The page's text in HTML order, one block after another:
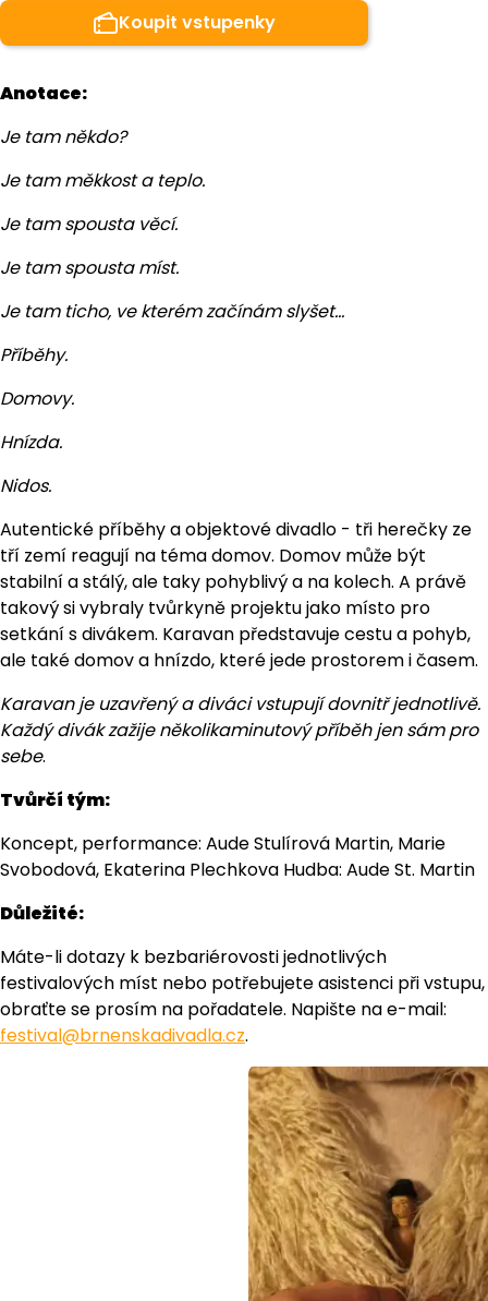
Koupit vstupenky
Anotace:
Je tam někdo?
Je tam měkkost a teplo.
Je tam spousta věcí.
Je tam spousta míst.
Je tam ticho, ve kterém začínám slyšet…
Příběhy.
Domovy.
Hnízda.
Nidos.
Autentické příběhy a objektové divadlo - tři herečky ze
tří zemí reagují na téma domov. Domov může být
stabilní a stálý, ale taky pohyblivý a na kolech. A právě
takový si vybraly tvůrkyně projektu jako místo pro
setkání s divákem. Karavan představuje cestu a pohyb,
ale také domov a hnízdo, které jede prostorem i časem.
Karavan je uzavřený a diváci vstupují dovnitř jednotlivě.
Každý divák zažije několikaminutový příběh jen sám pro
sebe.
Tvůrčí tým:
Koncept, performance: Aude Stulírová Martin, Marie
Svobodová, Ekaterina Plechkova Hudba: Aude St. Martin
Důležité:
Máte-li dotazy k bezbariérovosti jednotlivých
festivalových míst nebo potřebujete asistenci při vstupu,
obraťte se prosím na pořadatele. Napište na e-mail:
festival@brnenskadivadla.cz.